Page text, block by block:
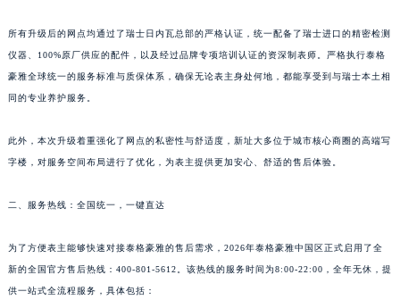
所有升级后的网点均通过了瑞士日内瓦总部的严格认证，统一配备了瑞士进口的精密检测
仪器、100%原厂供应的配件，以及经过品牌专项培训认证的资深制表师。严格执行泰格
豪雅全球统一的服务标准与质保体系，确保无论表主身处何地，都能享受到与瑞士本土相
同的专业养护服务。
此外，本次升级着重强化了网点的私密性与舒适度，新址大多位于城市核心商圈的高端写
字楼，对服务空间布局进行了优化，为表主提供更加安心、舒适的售后体验。
二、服务热线：全国统一，一键直达
为了方便表主能够快速对接泰格豪雅的售后需求，2026年泰格豪雅中国区正式启用了全
新的全国官方售后热线：400-801-5612。该热线的服务时间为8:00-22:00，全年无休，提
供一站式全流程服务，具体包括：